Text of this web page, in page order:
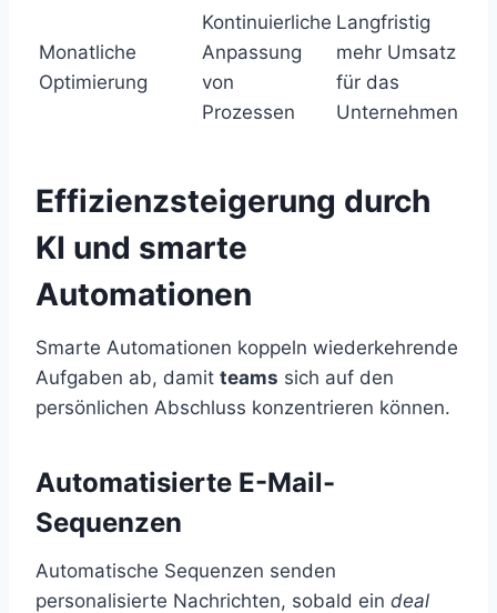
Monatliche
Optimierung
Kontinuierliche
Anpassung
von
Prozessen
Langfristig
mehr Umsatz
für das
Unternehmen
Effizienzsteigerung durch
KI und smarte
Automationen
Smarte Automationen koppeln wiederkehrende
Aufgaben ab, damit teams sich auf den
persönlichen Abschluss konzentrieren können.
Automatisierte E-Mail-
Sequenzen
Automatische Sequenzen senden
personalisierte Nachrichten, sobald ein deal